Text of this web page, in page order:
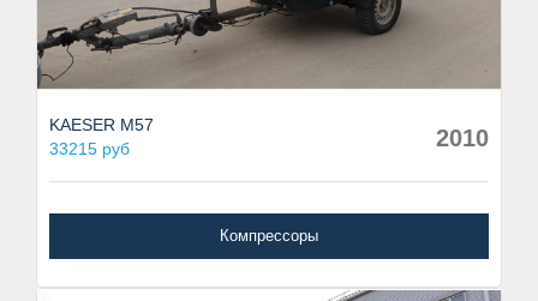
KAESER M57
33215 руб
2010
Компрессоры